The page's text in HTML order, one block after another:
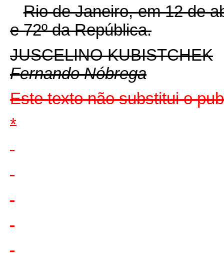
Rio de Janeiro, em 12 de
e 72º da República.
JUSCELINO KUBISTCHEK
Fernando Nóbrega
Este texto não substitui o
*